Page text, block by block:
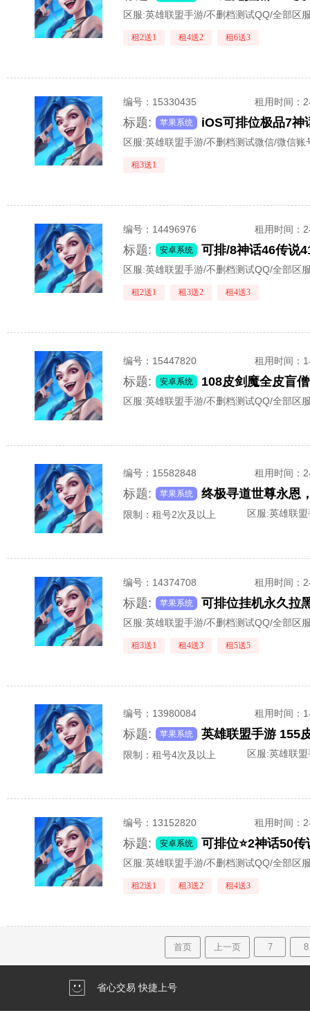
区服:英雄联盟手游/不删档测试QQ/全部区
租2送1 租4送2 租6送3
编号： 15330435 租用时间 ：
标题: 苹果系统
区服:英雄联盟手游/不删档测试微信/微信账
租3送1
编号： 14496976 租用时间 ：
标题: 安卓系统
区服:英雄联盟手游/不删档测试QQ/全部区
租2送1 租3送2 租4送3
编号： 15447820 租用时间 ：
标题: 安卓系统 108皮剑魔全皮盲
区服:英雄联盟手游/不删档测试QQ/全部区
编号： 15582848 租用时间 ：
标题: 苹果系统
限制：租号2次及以上 区服:英雄联
编号： 14374708 租用时间 ：
标题: 苹果系统
区服:英雄联盟手游/不删档测试QQ/全部区
租3送1 租4送3 租5送5
编号： 13980084 租用时间 ：
标题: 苹果系统
限制：租号4次及以上 区服:英雄联
编号： 13152820 租用时间 ：
标题: 安卓系统
区服:英雄联盟手游/不删档测试QQ/全部区
租2送1 租3送2 租4送3
首页 上一页 7 8
省心交易 快捷上号